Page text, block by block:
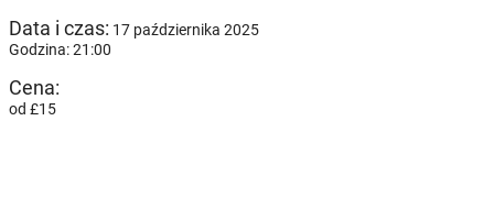
Data i czas: 17 października 2025
Godzina: 21:00
Cena:
od £15